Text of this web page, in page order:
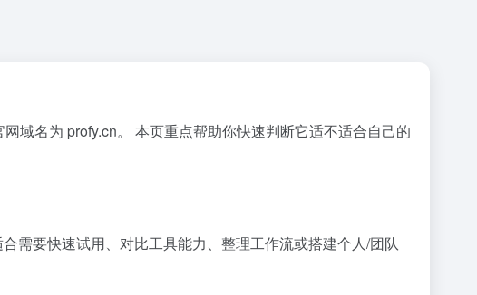
域名为 profy.cn。 本页重点帮助你快速判断它适不适合自己的
需要快速试用、对比工具能力、整理工作流或搭建个人/团队